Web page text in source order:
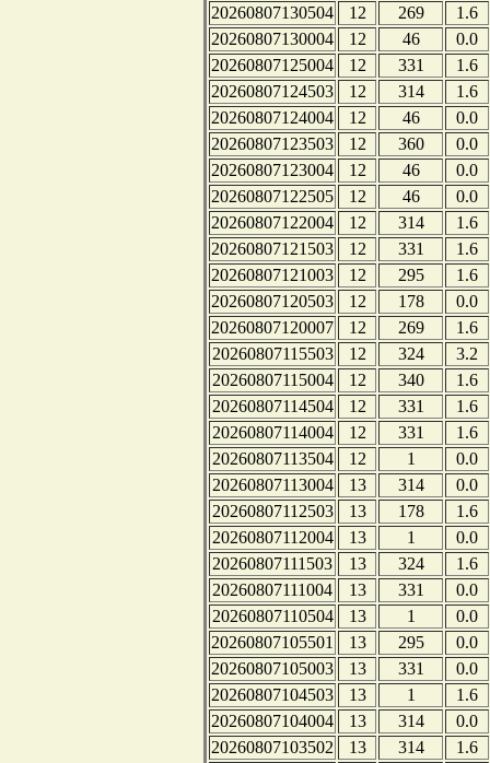
20260807130504
12 269
1.6
20260807130004
12 46
0.0
20260807125004
12 331
1.6
20260807124503
12 314
1.6
20260807124004
12 46
0.0
20260807123503
12 360
0.0
20260807123004
12 46
0.0
20260807122505
12 46
0.0
20260807122004
12 314
1.6
20260807121503
12 331
1.6
20260807121003
12 295
1.6
20260807120503
12 178
0.0
20260807120007
12 269
1.6
20260807115503
12 324
3.2
20260807115004
12 340
1.6
20260807114504
12 331
1.6
20260807114004
12 331
1.6
20260807113504
12 1
0.0
20260807113004
13 314
0.0
20260807112503
13 178
1.6
20260807112004
13 1
0.0
20260807111503
13 324
1.6
20260807111004
13 331
0.0
20260807110504
13 1
0.0
20260807105501
13 295
0.0
20260807105003
13 331
0.0
20260807104503
13 1
1.6
20260807104004
13 314
0.0
20260807103502
13 314
1.6